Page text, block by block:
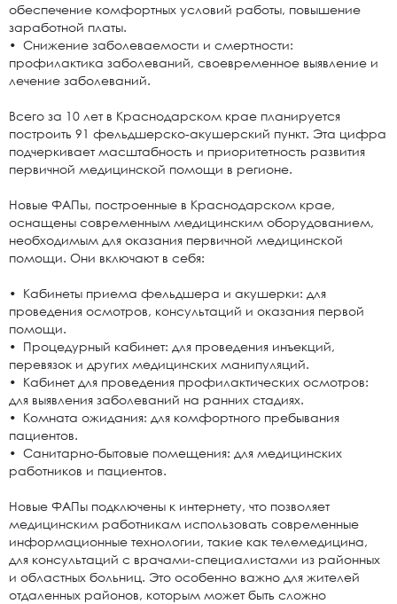
обеспечение комфортных условий работы, повышение
заработной платы.
• Снижение заболеваемости и смертности:
профилактика заболеваний, своевременное выявление и
лечение заболеваний.
Всего за 10 лет в Краснодарском крае планируется
построить 91 фельдшерско-акушерский пункт. Эта цифра
подчеркивает масштабность и приоритетность развития
первичной медицинской помощи в регионе.
Новые ФАПы, построенные в Краснодарском крае,
оснащены современным медицинским оборудованием,
необходимым для оказания первичной медицинской
помощи. Они включают в себя:
• Кабинеты приема фельдшера и акушерки: для
проведения осмотров, консультаций и оказания первой
помощи.
• Процедурный кабинет: для проведения инъекций,
перевязок и других медицинских манипуляций.
• Кабинет для проведения профилактических осмотров:
для выявления заболеваний на ранних стадиях.
• Комната ожидания: для комфортного пребывания
пациентов.
• Санитарно-бытовые помещения: для медицинских
работников и пациентов.
Новые ФАПы подключены к интернету, что позволяет
медицинским работникам использовать современные
информационные технологии, такие как телемедицина,
для консультаций с врачами-специалистами из районных
и областных больниц. Это особенно важно для жителей
отдаленных районов, которым может быть сложно